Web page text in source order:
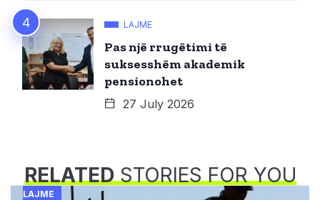
LAJME
Pas një rrugëtimi të
suksesshëm akademik
pensionohet
27 July 2026
RELATEDSTORIES FOR YOU
LAJME